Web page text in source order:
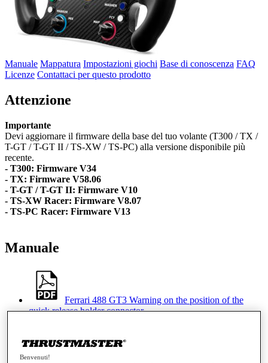
Manuale Mappatura Impostazioni giochi Base di conoscenza FAQ
Licenze Contattaci per questo prodotto
Attenzione
Importante
Devi aggiornare il firmware della base del tuo volante (T300 / TX /
T-GT / T-GT II / TS-XW / TS-PC) alla versione disponibile più
recente.
- T300: Firmware V34
- TX: Firmware V58.06
- T-GT / T-GT II: Firmware V10
- TS-XW Racer: Firmware V8.07
- TS-PC Racer: Firmware V13
Manuale
Ferrari 488 GT3 Warning on the position of the
quick release holder connector
Benvenuti!